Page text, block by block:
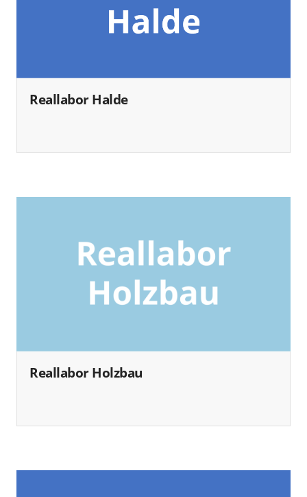
Reallabor Halde
Reallabor Holzbau